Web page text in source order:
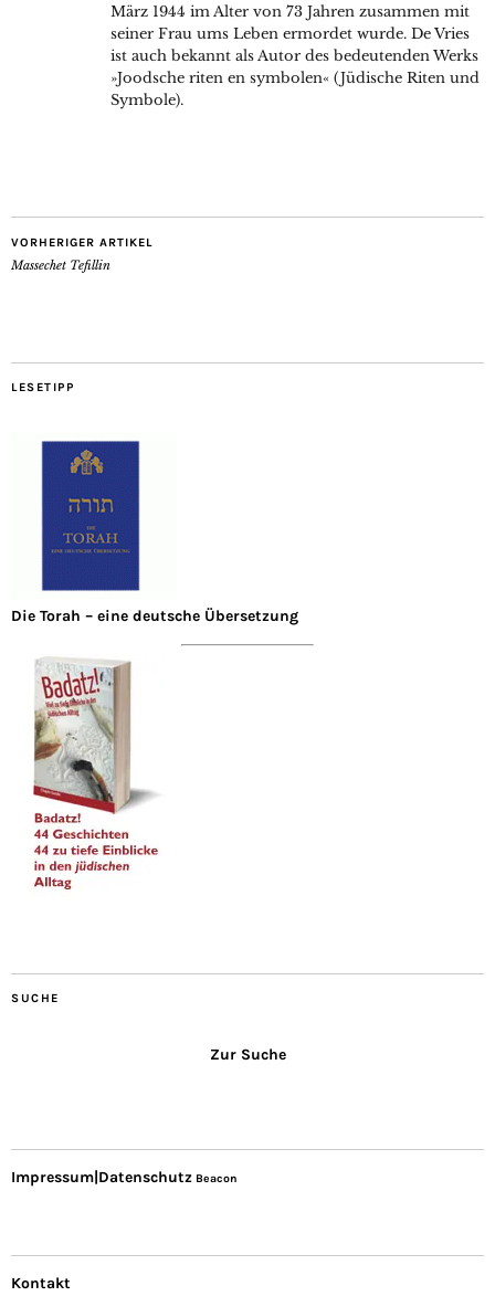
März 1944 im Alter von 73 Jahren zusammen mit
seiner Frau ums Leben ermordet wurde. De Vries
ist auch bekannt als Autor des bedeutenden Werks
»Joodsche riten en symbolen« (Jüdische Riten und
Symbole).
VORHERIGER ARTIKEL
Massechet Tefillin
LESETIPP
Die Torah – eine deutsche Übersetzung
SUCHE
Zur Suche
Impressum|Datenschutz Beacon
Kontakt